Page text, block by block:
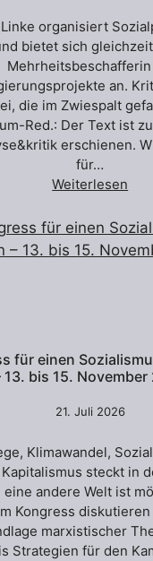
organisiert
bietet sich
an.
die im Zwiespalt
Red.: Der Text ist
erschienen.
für…
Weiterlesen
für einen
13. bis 15. November
21. Juli 2026
Klimawandel,
steckt in
eine andere Welt ist
Kongress
marxistischer
Strategien für den